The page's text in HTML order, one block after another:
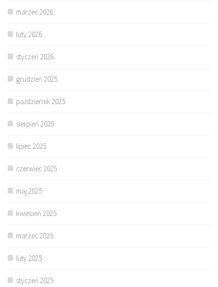
marzec 2026
luty 2026
styczeń 2026
grudzień 2025
październik 2025
sierpień 2025
lipiec 2025
czerwiec 2025
maj 2025
kwiecień 2025
marzec 2025
luty 2025
styczeń 2025